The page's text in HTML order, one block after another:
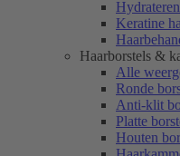
Keratine
Haarborstels &
Alle
Ronde
Anti-klit
Platte
Houten